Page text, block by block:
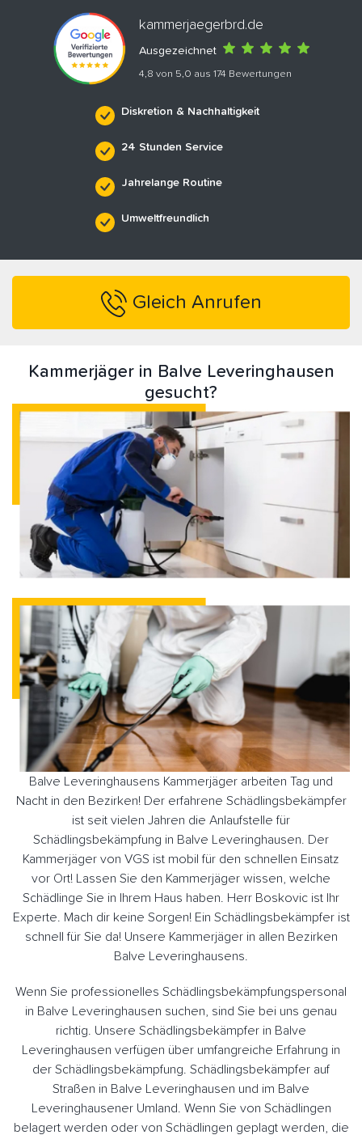
kammerjaegerbrd.de
Ausgezeichnet
4,8 von 5,0 aus 174 Bewertungen
Diskretion & Nachhaltigkeit
24 Stunden Service
Jahrelange Routine
Umweltfreundlich
Gleich Anrufen
Kammerjäger in Balve Leveringhausen
gesucht?
Balve Leveringhausens Kammerjäger arbeiten Tag und
Nacht in den Bezirken! Der erfahrene Schädlingsbekämpfer
ist seit vielen Jahren die Anlaufstelle für
Schädlingsbekämpfung in Balve Leveringhausen. Der
Kammerjäger von VGS ist mobil für den schnellen Einsatz
vor Ort! Lassen Sie den Kammerjäger wissen, welche
Schädlinge Sie in Ihrem Haus haben. Herr Boskovic ist Ihr
Experte. Mach dir keine Sorgen! Ein Schädlingsbekämpfer ist
schnell für Sie da! Unsere Kammerjäger in allen Bezirken
Balve Leveringhausens.
Wenn Sie professionelles Schädlingsbekämpfungspersonal
in Balve Leveringhausen suchen, sind Sie bei uns genau
richtig. Unsere Schädlingsbekämpfer in Balve
Leveringhausen verfügen über umfangreiche Erfahrung in
der Schädlingsbekämpfung. Schädlingsbekämpfer auf
Straßen in Balve Leveringhausen und im Balve
Leveringhausener Umland. Wenn Sie von Schädlingen
belagert werden oder von Schädlingen geplagt werden, die